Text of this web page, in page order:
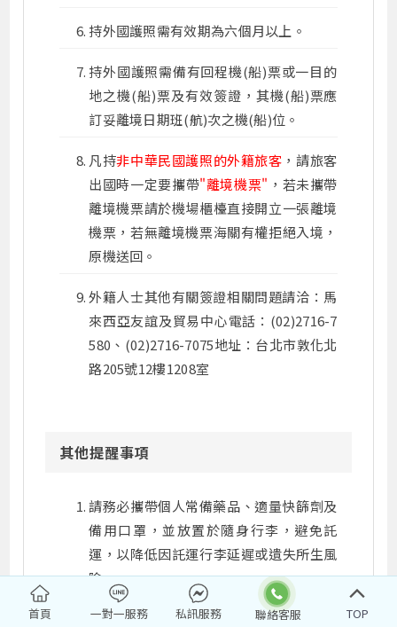
持外國護照需有效期為六個月以上。
持外國護照需備有回程機(船)票或一目的
地之機(船)票及有效簽證，其機(船)票應
訂妥離境日期班(航)次之機(船)位。
凡持非中華民國護照的外籍旅客 ，請旅客
出國時一定要攜帶"離境機票" ，若未攜帶
離境機票請於機場櫃檯直接開立一張離境
機票，若無離境機票海關有權拒絕入境，
原機送回。
外籍人士其他有關簽證相關問題請洽：馬
來西亞友誼及貿易中心電話：(02)2716-7
580、(02)2716-7075地址：台北市敦化北
路205號12樓1208室
其他提醒事項
請務必攜帶個人常備藥品、適量快篩劑及
備用口罩，並放置於隨身行李，避免託
運，以降低因託運行李延遲或遺失所生風
險。
請提前至3-4小時抵達機場，以利相關檢
首頁 一對一服務 私訊服務 TOP